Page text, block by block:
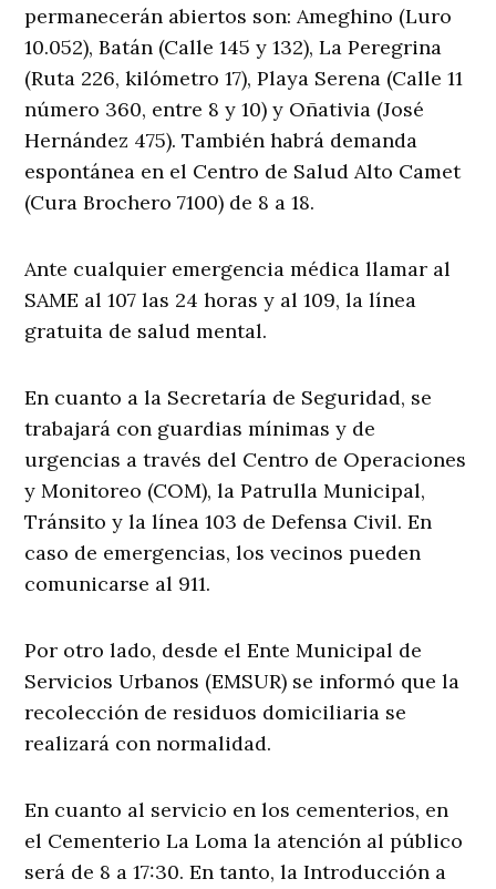
permanecerán abiertos son: Ameghino (Luro
10.052), Batán (Calle 145 y 132), La Peregrina
(Ruta 226, kilómetro 17), Playa Serena (Calle 11
número 360, entre 8 y 10) y Oñativia (José
Hernández 475). También habrá demanda
espontánea en el Centro de Salud Alto Camet
(Cura Brochero 7100) de 8 a 18.
Ante cualquier emergencia médica llamar al
SAME al 107 las 24 horas y al 109, la línea
gratuita de salud mental.
En cuanto a la Secretaría de Seguridad, se
trabajará con guardias mínimas y de
urgencias a través del Centro de Operaciones
y Monitoreo (COM), la Patrulla Municipal,
Tránsito y la línea 103 de Defensa Civil. En
caso de emergencias, los vecinos pueden
comunicarse al 911.
Por otro lado, desde el Ente Municipal de
Servicios Urbanos (EMSUR) se informó que la
recolección de residuos domiciliaria se
realizará con normalidad.
En cuanto al servicio en los cementerios, en
el Cementerio La Loma la atención al público
será de 8 a 17:30. En tanto, la Introducción a